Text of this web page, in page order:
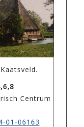
Centrum
01-06163